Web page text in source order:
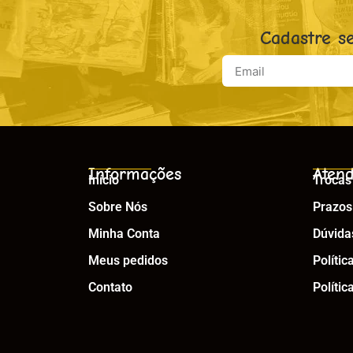
Cadastre
Informações
Início
Sobre Nós
Minha Conta
Meus pedidos
Contato